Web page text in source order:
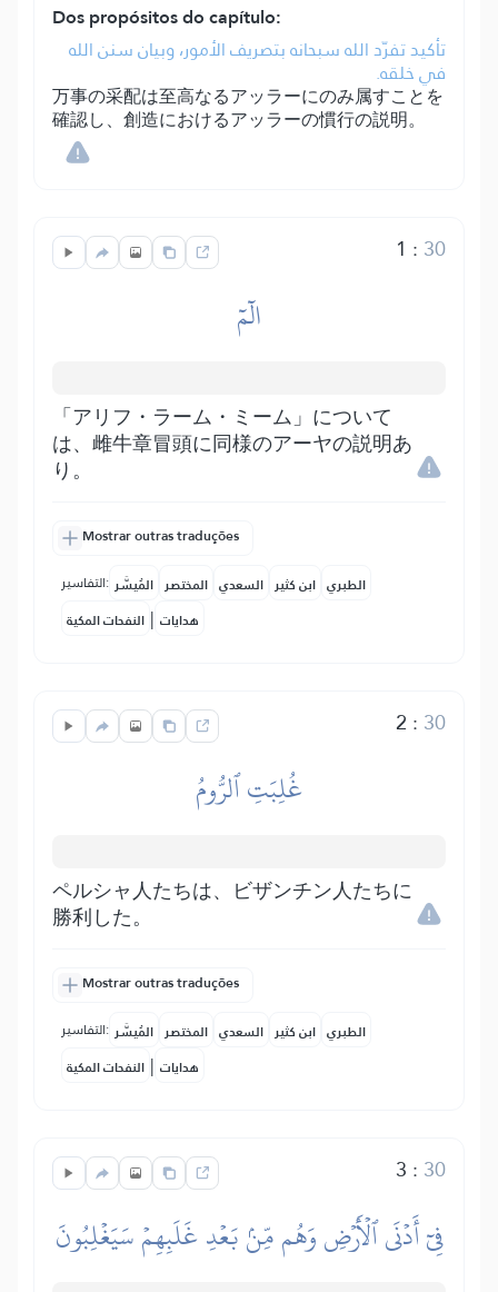
Dos propósitos do capítulo:
تأكيد تفرّد الله سبحانه بتصريف الأمور، وبيان سنن الله
في خلقه.
万事の采配は至高なるアッラーにのみ属すことを
確認し、創造におけるアッラーの慣行の説明。
1 : 30
الٓمٓ
「アリフ・ラーム・ミーム」について
は、雌牛章冒頭に同様のアーヤの説明あ
り。
Mostrar outras traduções
التفاسير: المُيسَّر المختصر السعدي ابن كثير الطبري
النفحات المكية | هدايات
2 : 30
غُلِبَتِ ٱلرُّومُ
ペルシャ人たちは、ビザンチン人たちに
勝利した。
Mostrar outras traduções
التفاسير: المُيسَّر المختصر السعدي ابن كثير الطبري
النفحات المكية | هدايات
3 : 30
فِيٓ أَدۡنَى ٱلۡأَرۡضِ وَهُم مِّنۢ بَعۡدِ غَلَبِهِمۡ سَيَغۡلِبُونَ